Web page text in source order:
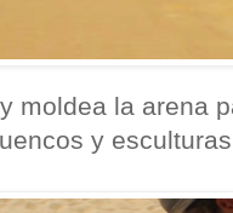
moldea la arena
y